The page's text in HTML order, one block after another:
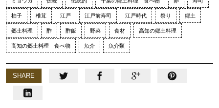
柚子 椎茸 江戸 江戸前寿司 江戸時代 祭り 郷土
郷土料理 酢 酢飯 野菜 食材 高知の郷土料理
高知の郷土料理 食べ物 魚介 魚介類
SHARE